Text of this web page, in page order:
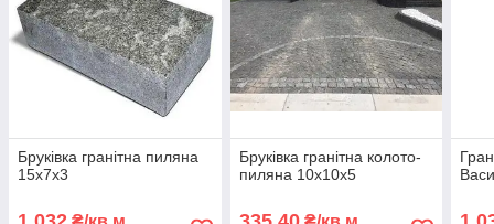
Бруківка гранітна пиляна
15х7х3
Бруківка гранітна колото-
пиляна 10х10х5